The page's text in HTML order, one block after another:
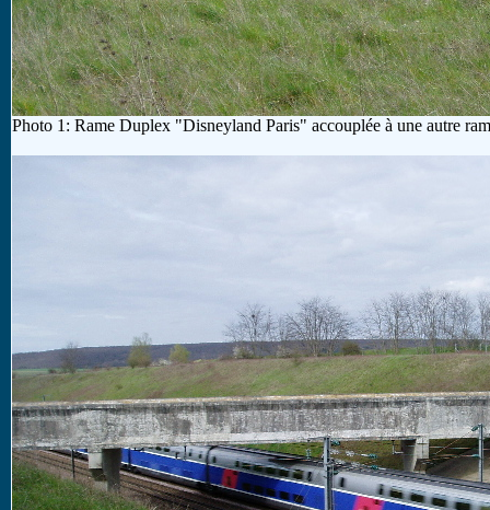
Photo 1: Rame Duplex "Disneyland Paris" accouplée à une autre